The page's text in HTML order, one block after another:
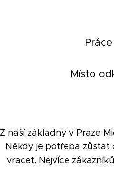
Místo
Z naší základny v Praze
Někdy je potřeba zůstat
vracet. Nejvíce